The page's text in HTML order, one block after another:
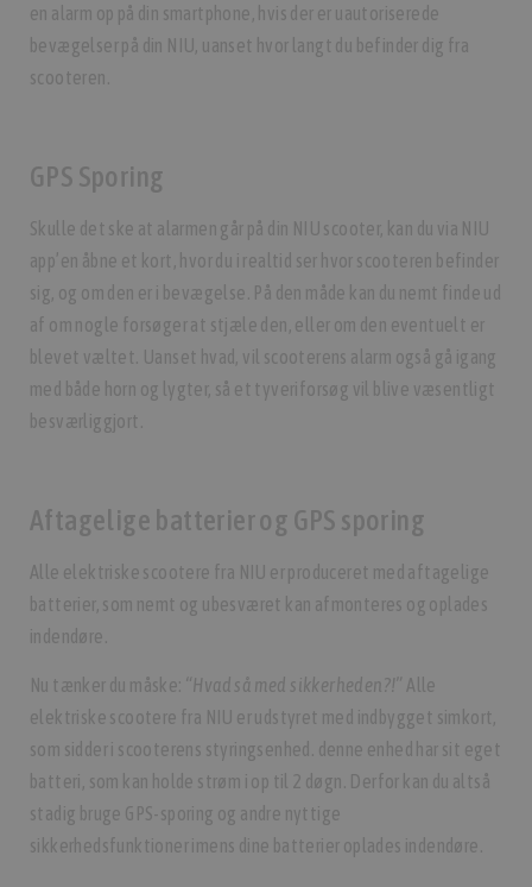
en alarm op på din smartphone, hvis der er uautoriserede
bevægelser på din NIU, uanset hvor langt du befinder dig fra
scooteren.
GPS Sporing
Skulle det ske at alarmen går på din NIU scooter, kan du via NIU
app’en åbne et kort, hvor du i realtid ser hvor scooteren befinder
sig, og om den er i bevægelse. På den måde kan du nemt finde ud
af om nogle forsøger at stjæle den, eller om den eventuelt er
blevet væltet. Uanset hvad, vil scooterens alarm også gå igang
med både horn og lygter, så et tyveriforsøg vil blive væsentligt
besværliggjort.
Aftagelige batterier og GPS sporing
Alle elektriske scootere fra NIU er produceret med aftagelige
batterier, som nemt og ubesværet kan afmonteres og oplades
indendøre.
Nu tænker du måske: “Hvad så med sikkerheden?!” Alle
elektriske scootere fra NIU er udstyret med indbygget simkort,
som sidder i scooterens styringsenhed. denne enhed har sit eget
batteri, som kan holde strøm i op til 2 døgn. Derfor kan du altså
stadig bruge GPS-sporing og andre nyttige
sikkerhedsfunktioner imens dine batterier oplades indendøre.